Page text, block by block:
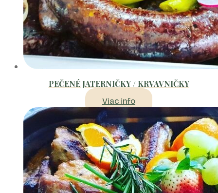
PEČENÉ JATERNIČKY / KRVAVNIČKY
Viac info